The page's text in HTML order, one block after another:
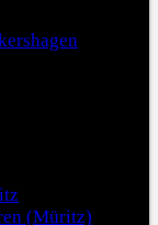
(Müritz)